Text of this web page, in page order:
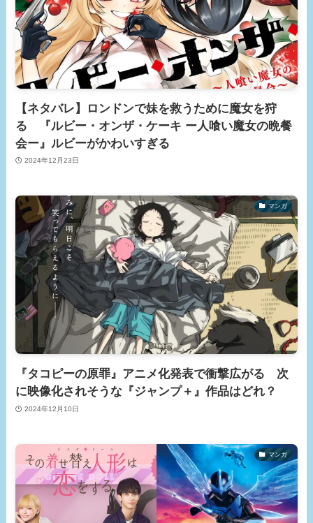
【ネタバレ】ロンドンで妹を救うために魔女を狩
る 『ルビー・オンザ・ケーキ ー人喰い魔女の晩餐
会ー』ルビーがかわいすぎる
2024年12月23日
マンガ
『タコピーの原罪』アニメ化発表で衝撃広がる 次
に映像化されそうな『ジャンプ＋』作品はどれ？
2024年12月10日
マンガ